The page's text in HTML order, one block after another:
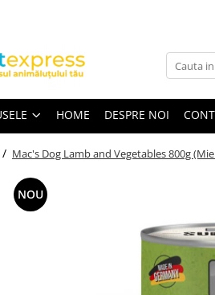
HOME DESPRE NOI
/ Mac's Dog Lamb and Vegetables 800g
NOU